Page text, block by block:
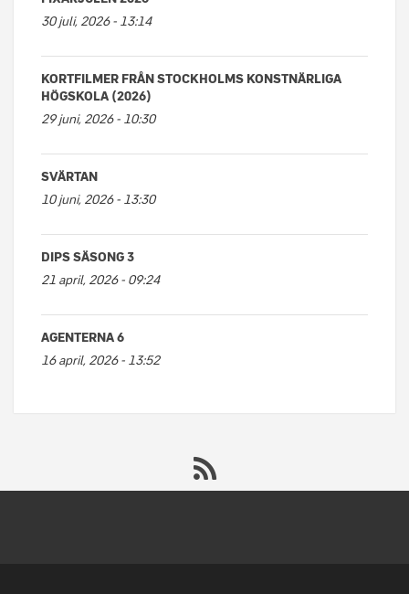
30 juli, 2026 - 13:14
KORTFILMER FRÅN STOCKHOLMS KONSTNÄRLIGA
HÖGSKOLA (2026)
29 juni, 2026 - 10:30
SVÄRTAN
10 juni, 2026 - 13:30
DIPS SÄSONG 3
21 april, 2026 - 09:24
AGENTERNA 6
16 april, 2026 - 13:52